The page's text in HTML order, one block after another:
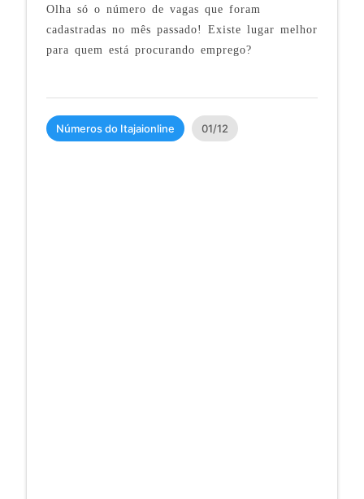
Olha só o número de vagas que foram
cadastradas no mês passado! Existe lugar melhor
para quem está procurando emprego?
Números do Itajaionline 01/12